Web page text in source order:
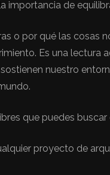
importancia de
o por qué las cosas
Es una lectura
nuestro
que puedes
proyecto de